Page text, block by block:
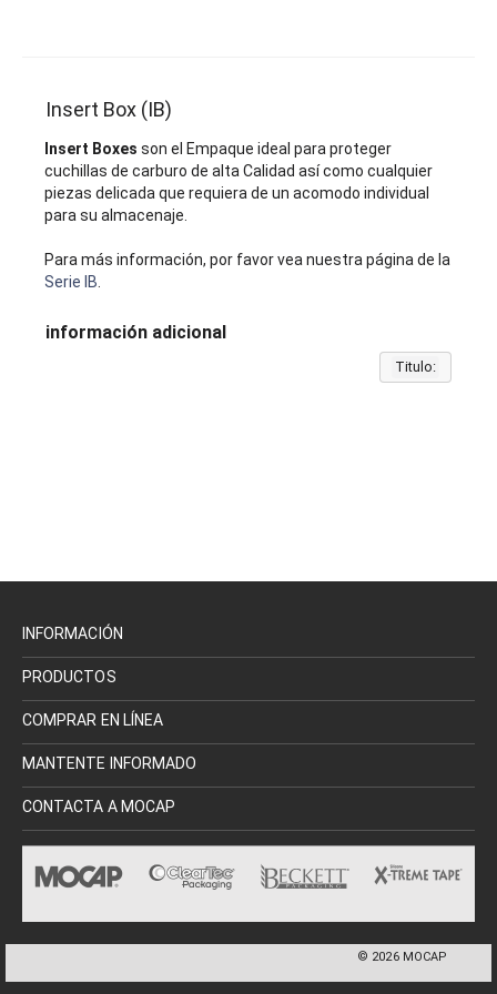
Insert Box (IB)
Insert Boxes son el Empaque ideal para proteger
cuchillas de carburo de alta Calidad así como cualquier
piezas delicada que requiera de un acomodo individual
para su almacenaje.
Para más información, por favor vea nuestra página de la
Serie IB
información adicional
Titulo:
INFORMACIÓN
PRODUCTOS
COMPRAR EN LÍNEA
MANTENTE INFORMADO
CONTACTA A MOCAP
© 2026 MOCAP